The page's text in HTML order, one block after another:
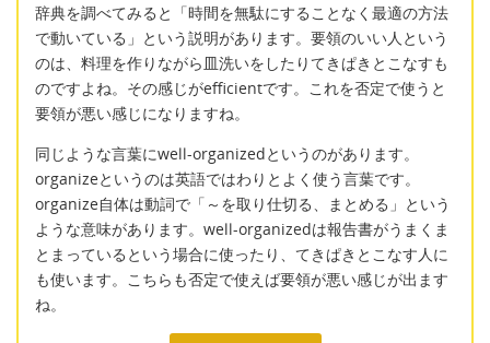
辞典を調べてみると「時間を無駄にすることなく最適の方法
で動いている」という説明があります。要領のいい人という
のは、料理を作りながら皿洗いをしたりてきぱきとこなすも
のですよね。その感じがefficientです。これを否定で使うと
要領が悪い感じになりますね。
同じような言葉にwell-organizedというのがあります。
organizeというのは英語ではわりとよく使う言葉です。
organize自体は動詞で「～を取り仕切る、まとめる」という
ような意味があります。well-organizedは報告書がうまくま
とまっているという場合に使ったり、てきぱきとこなす人に
も使います。こちらも否定で使えば要領が悪い感じが出ます
ね。